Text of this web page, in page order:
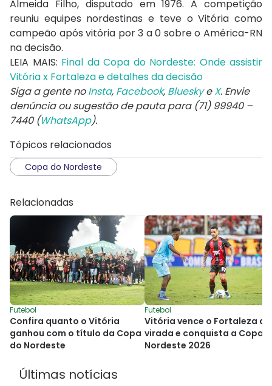
Almeida Filho, disputado em 1976. A competição
reuniu equipes nordestinas e teve o Vitória como
campeão após vitória por 3 a 0 sobre o América-RN
na decisão.
LEIA MAIS: Final da Copa do Nordeste: Onde assistir
Vitória x Fortaleza e detalhes da decisão
Siga a gente noInsta, Facebook, BlueskyeX. Envie
denúncia ou sugestão de pauta para (71) 99940 –
7440 (WhatsApp).
Tópicos relacionados
Copa do Nordeste
Relacionadas
Futebol
Confira quanto o Vitória
ganhou com o título da Copa
do Nordeste
Futebol
Vitória vence o Fortaleza de
virada e conquista a Copa
Nordeste 2026
Últimas notícias